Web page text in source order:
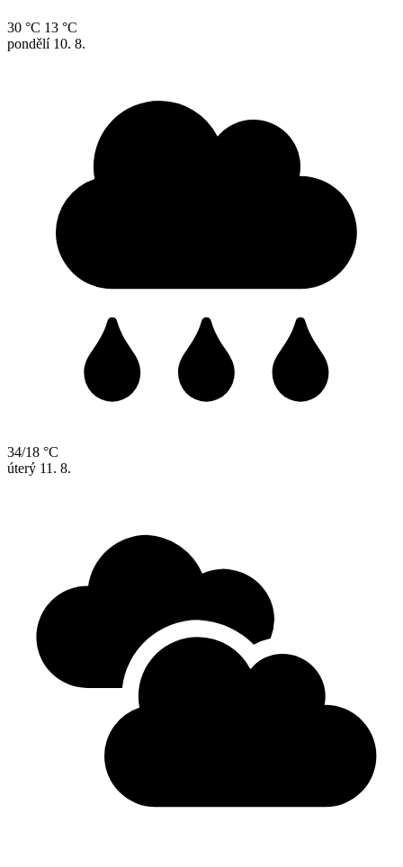
30 °C 13 °C
pondělí 10. 8.
34/18 °C
úterý 11. 8.